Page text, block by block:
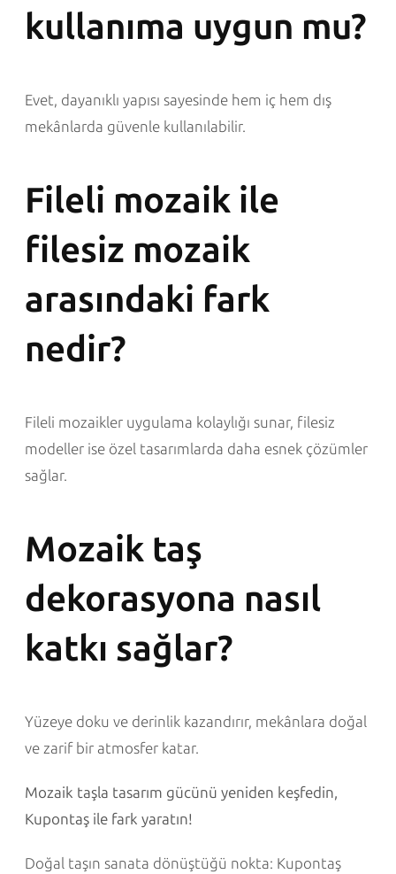
kullanıma uygun mu?
Evet, dayanıklı yapısı sayesinde hem iç hem dış
mekânlarda güvenle kullanılabilir.
Fileli mozaik ile
filesiz mozaik
arasındaki fark
nedir?
Fileli mozaikler uygulama kolaylığı sunar, filesiz
modeller ise özel tasarımlarda daha esnek çözümler
sağlar.
Mozaik taş
dekorasyona nasıl
katkı sağlar?
Yüzeye doku ve derinlik kazandırır, mekânlara doğal
ve zarif bir atmosfer katar.
Mozaik taşla tasarım gücünü yeniden keşfedin,
Kupontaş ile fark yaratın!
Doğal taşın sanata dönüştüğü nokta: Kupontaş